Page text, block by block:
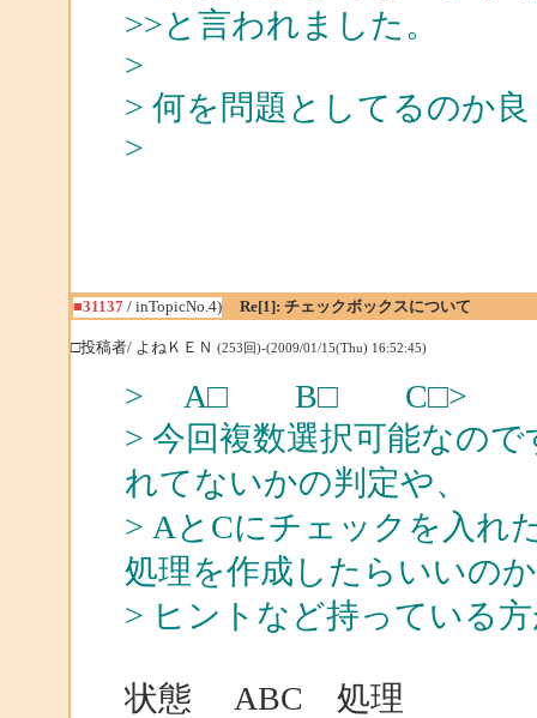
>>と言われました。
>
> 何を問題としてるのか
>
■31137/ inTopicNo.4) Re[1]: チェックボックスについて
□投稿者/ よねＫＥＮ (253回)-(2009/01/15(Thu) 16:52:45)
> A□ B□ C□>
> 今回複数選択可能なの
れてないかの判定や、
> AとCにチェックを入れ
処理を作成したらいいの
> ヒントなど持っている
状態 ABC 処理